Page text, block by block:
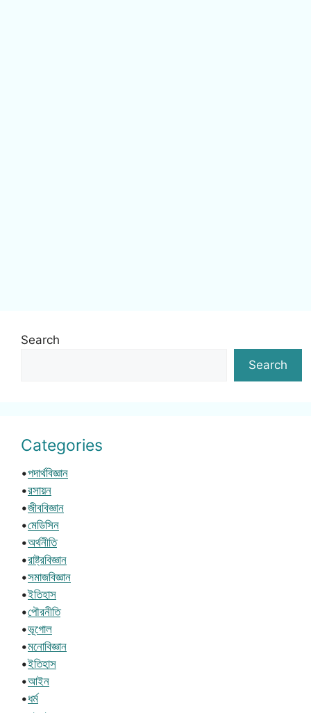
Search
Search
Categories
•পদার্থবিজ্ঞান
•রসায়ন
•জীববিজ্ঞান
•মেডিসিন
•অর্থনীতি
•রাষ্ট্রবিজ্ঞান
•সমাজবিজ্ঞান
•ইতিহাস
•পৌরনীতি
•ভূগোল
•মনোবিজ্ঞান
•ইতিহাস
•আইন
•ধর্ম